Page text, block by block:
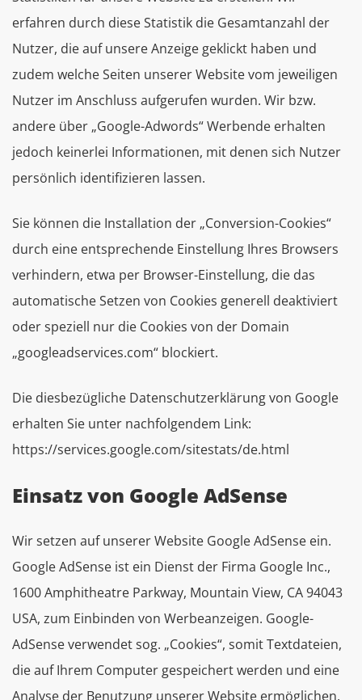
erfahren durch diese Statistik die Gesamtanzahl der
Nutzer, die auf unsere Anzeige geklickt haben und
zudem welche Seiten unserer Website vom jeweiligen
Nutzer im Anschluss aufgerufen wurden. Wir bzw.
andere über „Google-Adwords“ Werbende erhalten
jedoch keinerlei Informationen, mit denen sich Nutzer
persönlich identifizieren lassen.
Sie können die Installation der „Conversion-Cookies“
durch eine entsprechende Einstellung Ihres Browsers
verhindern, etwa per Browser-Einstellung, die das
automatische Setzen von Cookies generell deaktiviert
oder speziell nur die Cookies von der Domain
„googleadservices.com“ blockiert.
Die diesbezügliche Datenschutzerklärung von Google
erhalten Sie unter nachfolgendem Link:
https://services.google.com/sitestats/de.html
Einsatz von Google AdSense
Wir setzen auf unserer Website Google AdSense ein.
Google AdSense ist ein Dienst der Firma Google Inc.,
1600 Amphitheatre Parkway, Mountain View, CA 94043
USA, zum Einbinden von Werbeanzeigen. Google-
AdSense verwendet sog. „Cookies“, somit Textdateien,
die auf Ihrem Computer gespeichert werden und eine
Analyse der Benutzung unserer Website ermöglichen.